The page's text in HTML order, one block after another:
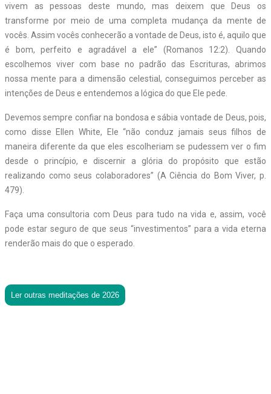
vivem as pessoas deste mundo, mas deixem que Deus os
transforme por meio de uma completa mudança da mente de
vocês. Assim vocês conhecerão a vontade de Deus, isto é, aquilo que
é bom, perfeito e agradável a ele” (Romanos 12:2). Quando
escolhemos viver com base no padrão das Escrituras, abrimos
nossa mente para a dimensão celestial, conseguimos perceber as
intenções de Deus e entendemos a lógica do que Ele pede.
Devemos sempre confiar na bondosa e sábia vontade de Deus, pois,
como disse Ellen White, Ele “não conduz jamais seus filhos de
maneira diferente da que eles escolheriam se pudessem ver o fim
desde o princípio, e discernir a glória do propósito que estão
realizando como seus colaboradores” (A Ciência do Bom Viver, p.
479).
Faça uma consultoria com Deus para tudo na vida e, assim, você
pode estar seguro de que seus “investimentos” para a vida eterna
renderão mais do que o esperado.
Ler outras meditações de 2026